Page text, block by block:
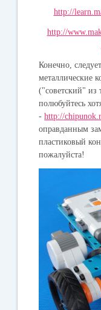
http://
http://
Конечно,
металлические
("советский" из
полюбуйтесь
-http://
оправданным
пластиковый
пожалуйста!